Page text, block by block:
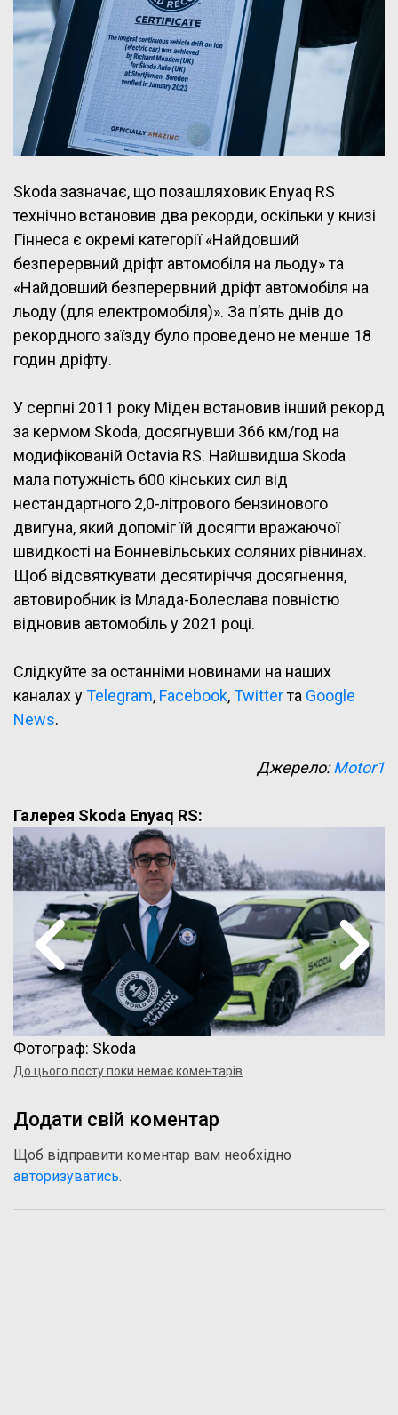
Skoda зазначає, що позашляховик Enyaq RS
технічно встановив два рекорди, оскільки у книзі
Гіннеса є окремі категорії «Найдовший
безперервний дріфт автомобіля на льоду» та
«Найдовший безперервний дріфт автомобіля на
льоду (для електромобіля)». За п’ять днів до
рекордного заїзду було проведено не менше 18
годин дріфту.
У серпні 2011 року Міден встановив інший рекорд
за кермом Skoda, досягнувши 366 км/год на
модифікованій Octavia RS. Найшвидша Skoda
мала потужність 600 кінських сил від
нестандартного 2,0-літрового бензинового
двигуна, який допоміг їй досягти вражаючої
швидкості на Бонневільських соляних рівнинах.
Щоб відсвяткувати десятиріччя досягнення,
автовиробник із Млада-Болеслава повністю
відновив автомобіль у 2021 році.
Слідкуйте за останніми новинами на наших
каналах уTelegram, Facebook,Twitterта Google
News.
Джерело:Motor1
Галерея Skoda Enyaq RS:
Фотограф: Skoda
До цього посту поки немає коментарів
Додати свій коментар
Щоб відправити коментар вам необхідно
авторизуватись.